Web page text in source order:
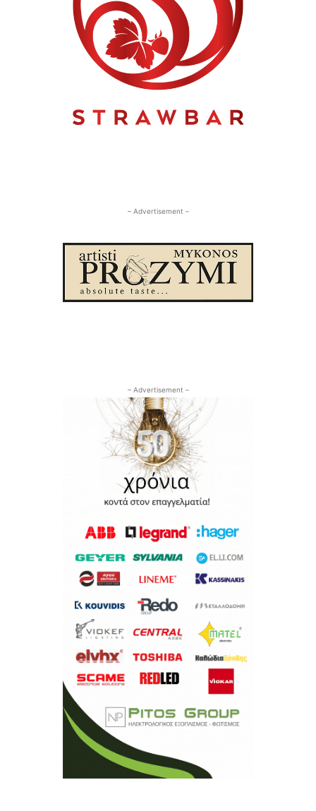
– Advertisement –
– Advertisement –